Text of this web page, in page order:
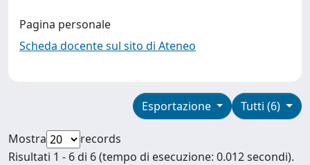
Pagina personale
Scheda docente sul sito di Ateneo
Tutti (6)
Esportazione
Mostra
records
Risultati 1 - 6 di 6 (tempo di esecuzione: 0.012 secondi).